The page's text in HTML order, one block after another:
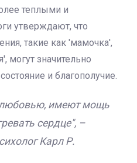
теплыми и
утверждают, что
такие как 'мамочка',
могут значительно
и благополучие.
любовью, имеют мощь
сердце", –
Карл Р.